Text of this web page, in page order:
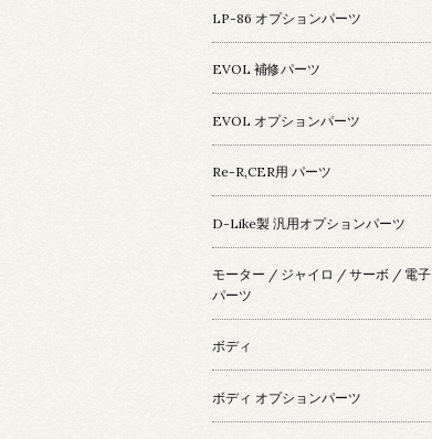
LP-86 オプションパーツ
EVOL 補修パーツ
EVOL オプションパーツ
Re-R,CER用 パーツ
D-Like製 汎用オプションパーツ
モーター / ジャイロ / サーボ / 電子
パーツ
ボディ
ボディ オプションパーツ